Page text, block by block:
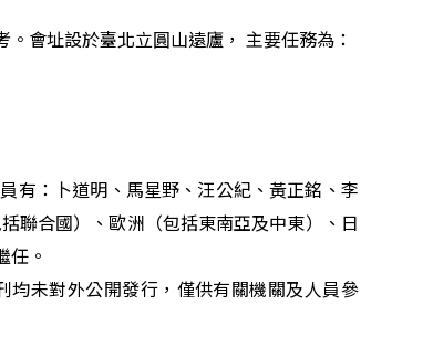
會址設於臺北立圓山遠廬， 主要任務為：
有：卜道明、馬星野、汪公紀、黃正銘、李
聯合國）、歐洲（包括東南亞及中東）、日
任。
未對外公開發行，僅供有關機關及人員參